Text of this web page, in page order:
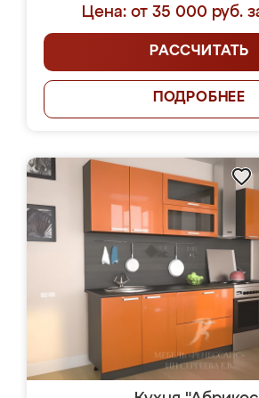
Цена: от 35 000 руб.
РАССЧИТАТЬ
ПОДРОБНЕЕ